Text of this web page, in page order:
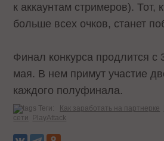
к аккаунтам стримеров). Тот,
больше всех очков, станет
Финал конкурса продлится с
мая. В нем примут участие
каждого полуфинала.
Теги: Как заработать на партнерке
сети
PlayAttack